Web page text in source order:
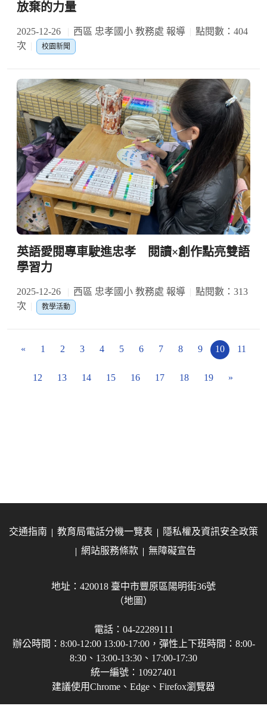
放棄的力量
2025-12-26 西區 忠孝國小 教務處 報導
點閱數：404
次
校園新聞
英語愛閱專車駛進忠孝 閱讀×創作點亮雙語
學習力
2025-12-26 西區 忠孝國小 教務處 報導
點閱數：313
次
教學活動
« 1 2 3 4 5 6 7 8 9 10 11
12 13 14 15 16 17 18 19 »
交通指南 教育局電話分機一覽表
隱私權及資訊安全政策
網站服務條款
無障礙宣告
地址：420018 臺中市豐原區陽明街36號
（地圖）
電話：04-22289111
辦公時間：8:00-12:00 13:00-17:00，彈性上下班時間：8:00-
8:30、13:00-13:30、17:00-17:30
統一編號：10927401
建議使用Chrome、Edge、Firefox瀏覽器